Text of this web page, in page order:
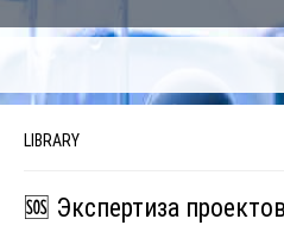
LIBRARY
🆘 Экспертиза